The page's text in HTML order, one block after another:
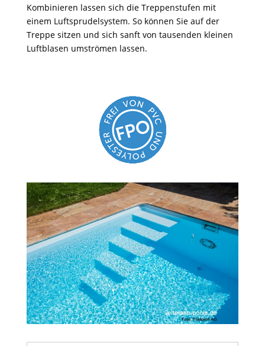
Kombinieren lassen sich die Treppenstufen mit
einem Luftsprudelsystem. So können Sie auf der
Treppe sitzen und sich sanft von tausenden kleinen
Luftblasen umströmen lassen.